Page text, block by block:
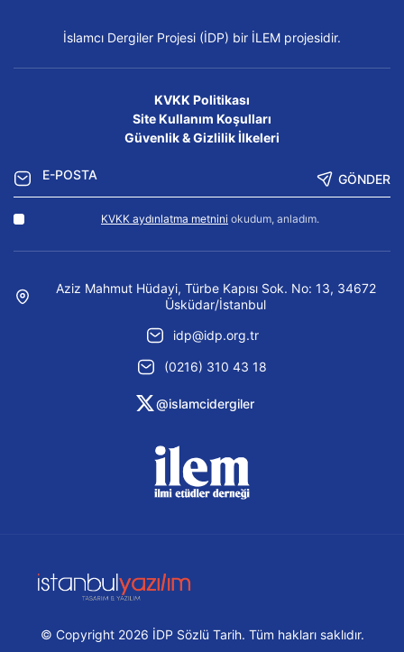
İslamcı Dergiler Projesi (İDP) bir İLEM projesidir.
KVKK Politikası
Site Kullanım Koşulları
Güvenlik & Gizlilik İlkeleri
GÖNDER
KVKK aydınlatma metnini okudum, anladım.
Aziz Mahmut Hüdayi, Türbe Kapısı Sok. No: 13, 34672
Üsküdar/İstanbul
idp@idp.org.tr
(0216) 310 43 18
@islamcidergiler
© Copyright 2026 İDP Sözlü Tarih. Tüm hakları saklıdır.